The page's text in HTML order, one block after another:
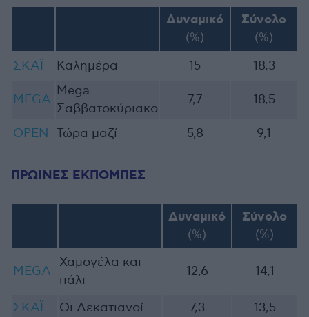
Δυναμικό
(%)
Σύνολο
(%)
ΣΚΑΪ
Καλημέρα 15 18,3
MEGA
Mega
Σαββατοκύριακο
7,7 18,5
OPEN Τώρα μαζί 5,8 9,1
ΠΡΩΙΝΕΣ ΕΚΠΟΜΠΕΣ
Δυναμικό
(%)
Σύνολο
(%)
MEGA
Χαμογέλα και
πάλι
12,6 14,1
ΣΚΑΪ Οι Δεκατιανοί 7,3 13,5